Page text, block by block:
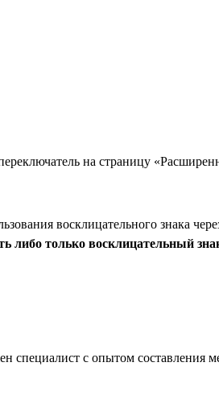
на страницу
восклицательного знака
только восклицательный
с опытом составления